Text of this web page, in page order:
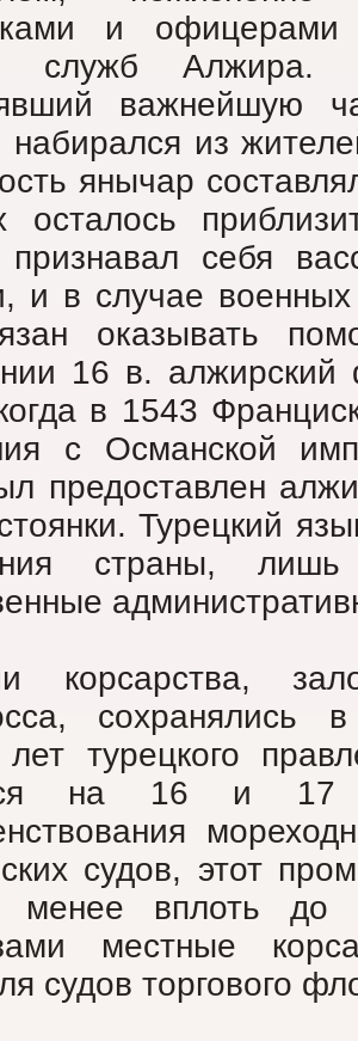
и офицерами
служб Алжира.
важнейшую
из
янычар
осталось
себя
и в случае
оказывать
16 в. алжирский
в 1543
с Османской
предоставлен
Турецкий
страны,
корсарства,
сохранялись
лет турецкого
на 16 и 17
судов, этот
вплоть до
местные
судов торгового